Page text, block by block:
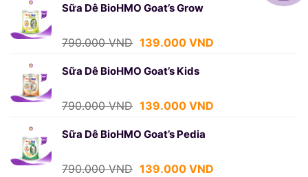
là:
Sữa Dê BioHMO Goat’s Grow
790.000VND Giá
là:
139.000 VNDGiá
Sữa Dê BioHMO Goat’s Kids
790.000VND Giá
là:
139.000 VNDGiá
Sữa Dê BioHMO Goat’s Pedia
790.000VND Giá
139.000 VNDGiá